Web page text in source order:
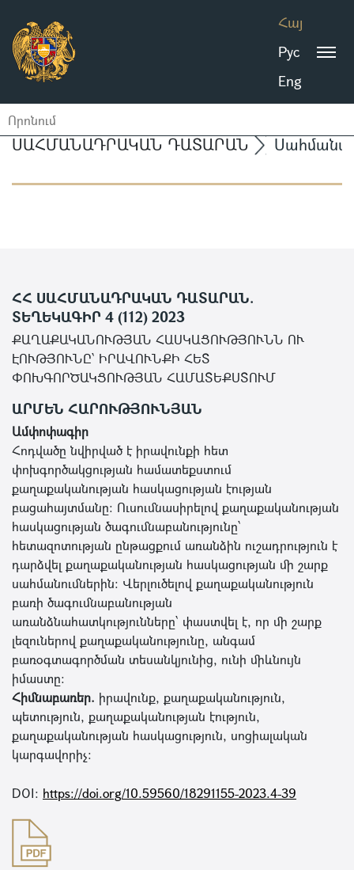
Հայ
Рус
Eng
ՍԱՀՄԱՆԱԴՐԱԿԱՆ ԴԱՏԱՐԱՆ
ՀՀ ՍԱՀՄԱՆԱԴՐԱԿԱՆ ԴԱՏԱՐԱՆ.
ՏԵՂԵԿԱԳԻՐ 4 (112) 2023
ՔԱՂԱՔԱԿԱՆՈՒԹՅԱՆ ՀԱՍԿԱՑՈՒԹՅՈՒՆՆ ՈՒ
ԷՈՒԹՅՈՒՆԸ՝ ԻՐԱՎՈՒՆՔԻ ՀԵՏ
ՓՈԽԳՈՐԾԱԿՑՈՒԹՅԱՆ ՀԱՄԱՏԵՔՍՏՈՒՄ
ԱՐՄԵՆ ՀԱՐՈՒԹՅՈՒՆՅԱՆ
Ամփոփագիր
Հոդվածը նվիրված է իրավունքի հետ
փոխգործակցության համատեքստում
քաղաքականության հասկացության էության
բացահայտմանը։ Ուսումնասիրելով քաղաքականության
հասկացության ծագումնաբանությունը՝
հետազոտության ընթացքում առանձին ուշադրություն է
դարձվել քաղաքականության հասկացության մի շարք
սահմանումներին: Վերլուծելով քաղաքականություն
բառի ծագումնաբանության
առանձնահատկությունները՝ փաստվել է, որ մի շարք
լեզուներով քաղաքականությունը, անգամ
բառօգտագործման տեսանկյունից, ունի միևնույն
իմաստը:
Հիմնաբառեր. իրավունք, քաղաքականություն,
պետություն, քաղաքականության էություն,
քաղաքականության հասկացություն, սոցիալական
կարգավորիչ:
DOI: https://doi.org/10.59560/18291155-2023.4-39